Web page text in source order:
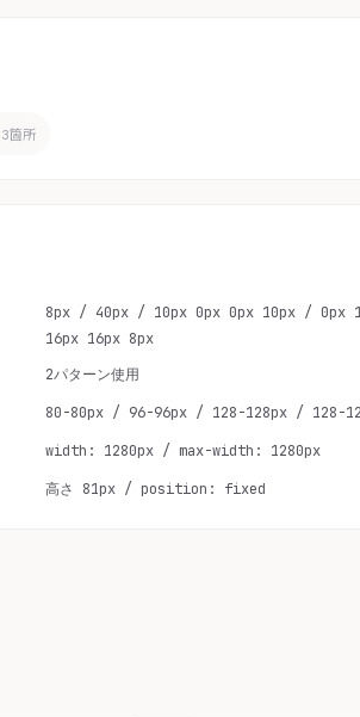
箇所
8px / 40px / 10px 0px 0px 10px / 0px
16px 16px 8px
2パターン使用
80-80px / 96-96px / 128-128px / 128-
width: 1280px / max-width: 1280px
高さ 81px / position: fixed